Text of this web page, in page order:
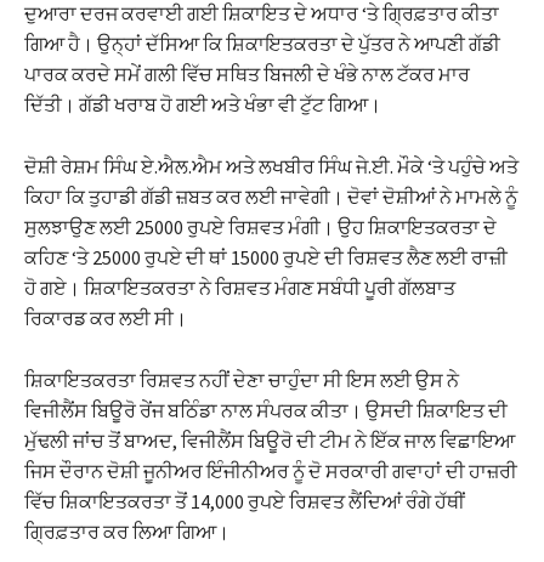
ਦੁਆਰਾ ਦਰਜ ਕਰਵਾਈ ਗਈ ਸ਼ਿਕਾਇਤ ਦੇ ਅਧਾਰ ‘ਤੇ ਗ੍ਰਿਫ਼ਤਾਰ ਕੀਤਾ
ਗਿਆ ਹੈ। ਉਨ੍ਹਾਂ ਦੱਸਿਆ ਕਿ ਸ਼ਿਕਾਇਤਕਰਤਾ ਦੇ ਪੁੱਤਰ ਨੇ ਆਪਣੀ ਗੱਡੀ
ਪਾਰਕ ਕਰਦੇ ਸਮੇਂ ਗਲੀ ਵਿੱਚ ਸਥਿਤ ਬਿਜਲੀ ਦੇ ਖੰਭੇ ਨਾਲ ਟੱਕਰ ਮਾਰ
ਦਿੱਤੀ। ਗੱਡੀ ਖਰਾਬ ਹੋ ਗਈ ਅਤੇ ਖੰਭਾ ਵੀ ਟੁੱਟ ਗਿਆ।
ਦੋਸ਼ੀ ਰੇਸ਼ਮ ਸਿੰਘ ਏ.ਐਲ.ਐਮ ਅਤੇ ਲਖਬੀਰ ਸਿੰਘ ਜੇ.ਈ. ਮੌਕੇ ‘ਤੇ ਪਹੁੰਚੇ ਅਤੇ
ਕਿਹਾ ਕਿ ਤੁਹਾਡੀ ਗੱਡੀ ਜ਼ਬਤ ਕਰ ਲਈ ਜਾਵੇਗੀ। ਦੋਵਾਂ ਦੋਸ਼ੀਆਂ ਨੇ ਮਾਮਲੇ ਨੂੰ
ਸੁਲਝਾਉਣ ਲਈ 25000 ਰੁਪਏ ਰਿਸ਼ਵਤ ਮੰਗੀ। ਉਹ ਸ਼ਿਕਾਇਤਕਰਤਾ ਦੇ
ਕਹਿਣ ‘ਤੇ 25000 ਰੁਪਏ ਦੀ ਥਾਂ 15000 ਰੁਪਏ ਦੀ ਰਿਸ਼ਵਤ ਲੈਣ ਲਈ ਰਾਜ਼ੀ
ਹੋ ਗਏ। ਸ਼ਿਕਾਇਤਕਰਤਾ ਨੇ ਰਿਸ਼ਵਤ ਮੰਗਣ ਸਬੰਧੀ ਪੂਰੀ ਗੱਲਬਾਤ
ਰਿਕਾਰਡ ਕਰ ਲਈ ਸੀ।
ਸ਼ਿਕਾਇਤਕਰਤਾ ਰਿਸ਼ਵਤ ਨਹੀਂ ਦੇਣਾ ਚਾਹੁੰਦਾ ਸੀ ਇਸ ਲਈ ਉਸ ਨੇ
ਵਿਜੀਲੈਂਸ ਬਿਊਰੋ ਰੇਂਜ ਬਠਿੰਡਾ ਨਾਲ ਸੰਪਰਕ ਕੀਤਾ। ਉਸਦੀ ਸ਼ਿਕਾਇਤ ਦੀ
ਮੁੱਢਲੀ ਜਾਂਚ ਤੋਂ ਬਾਅਦ, ਵਿਜੀਲੈਂਸ ਬਿਊਰੋ ਦੀ ਟੀਮ ਨੇ ਇੱਕ ਜਾਲ ਵਿਛਾਇਆ
ਜਿਸ ਦੌਰਾਨ ਦੋਸ਼ੀ ਜੂਨੀਅਰ ਇੰਜੀਨੀਅਰ ਨੂੰ ਦੋ ਸਰਕਾਰੀ ਗਵਾਹਾਂ ਦੀ ਹਾਜ਼ਰੀ
ਵਿੱਚ ਸ਼ਿਕਾਇਤਕਰਤਾ ਤੋਂ 14,000 ਰੁਪਏ ਰਿਸ਼ਵਤ ਲੈਂਦਿਆਂ ਰੰਗੇ ਹੱਥੀਂ
ਗ੍ਰਿਫ਼ਤਾਰ ਕਰ ਲਿਆ ਗਿਆ।